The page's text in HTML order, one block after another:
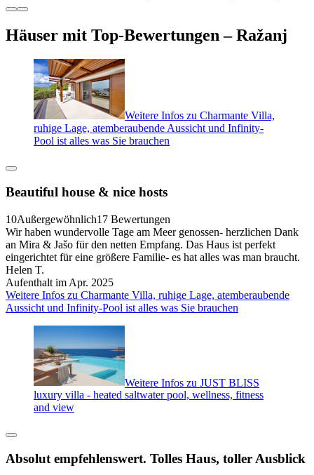
Häuser mit Top-Bewertungen – Ražanj
Weitere Infos zu Charmante Villa,
ruhige Lage, atemberaubende Aussicht und Infinity-
Pool ist alles was Sie brauchen
Beautiful house & nice hosts
10Außergewöhnlich17 Bewertungen
Wir haben wundervolle Tage am Meer genossen- herzlichen Dank
an Mira & Jašo für den netten Empfang. Das Haus ist perfekt
eingerichtet für eine größere Familie- es hat alles was man braucht.
Helen T.
Aufenthalt im Apr. 2025
Weitere Infos zu Charmante Villa, ruhige Lage, atemberaubende
Aussicht und Infinity-Pool ist alles was Sie brauchen
Weitere Infos zu JUST BLISS
luxury villa - heated saltwater pool, wellness, fitness
and view
Absolut empfehlenswert. Tolles Haus, toller Ausblick